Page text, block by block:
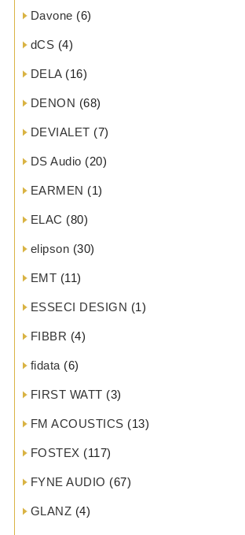
Davone (6)
dCS (4)
DELA(16)
DENON (68)
DEVIALET (7)
DS Audio (20)
EARMEN (1)
ELAC (80)
elipson (30)
EMT (11)
ESSECI DESIGN (1)
FIBBR (4)
fidata (6)
FIRST WATT (3)
FM ACOUSTICS (13)
FOSTEX (117)
FYNE AUDIO (67)
GLANZ (4)